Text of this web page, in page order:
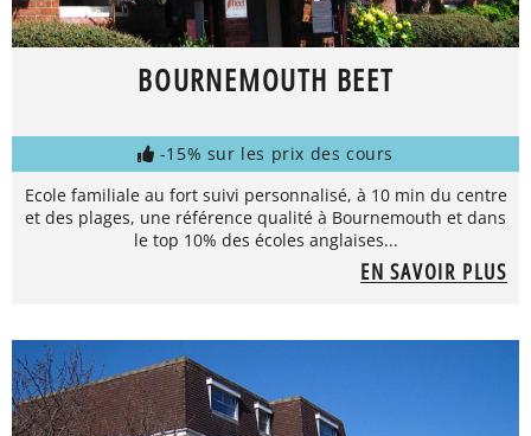
BOURNEMOUTH BEET
-15% sur les prix des cours
Ecole familiale au fort suivi personnalisé, à 10 min du centre
et des plages, une référence qualité à Bournemouth et dans
le top 10% des écoles anglaises...
EN SAVOIR PLUS